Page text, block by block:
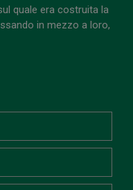
quale era costruita la
in mezzo a loro,